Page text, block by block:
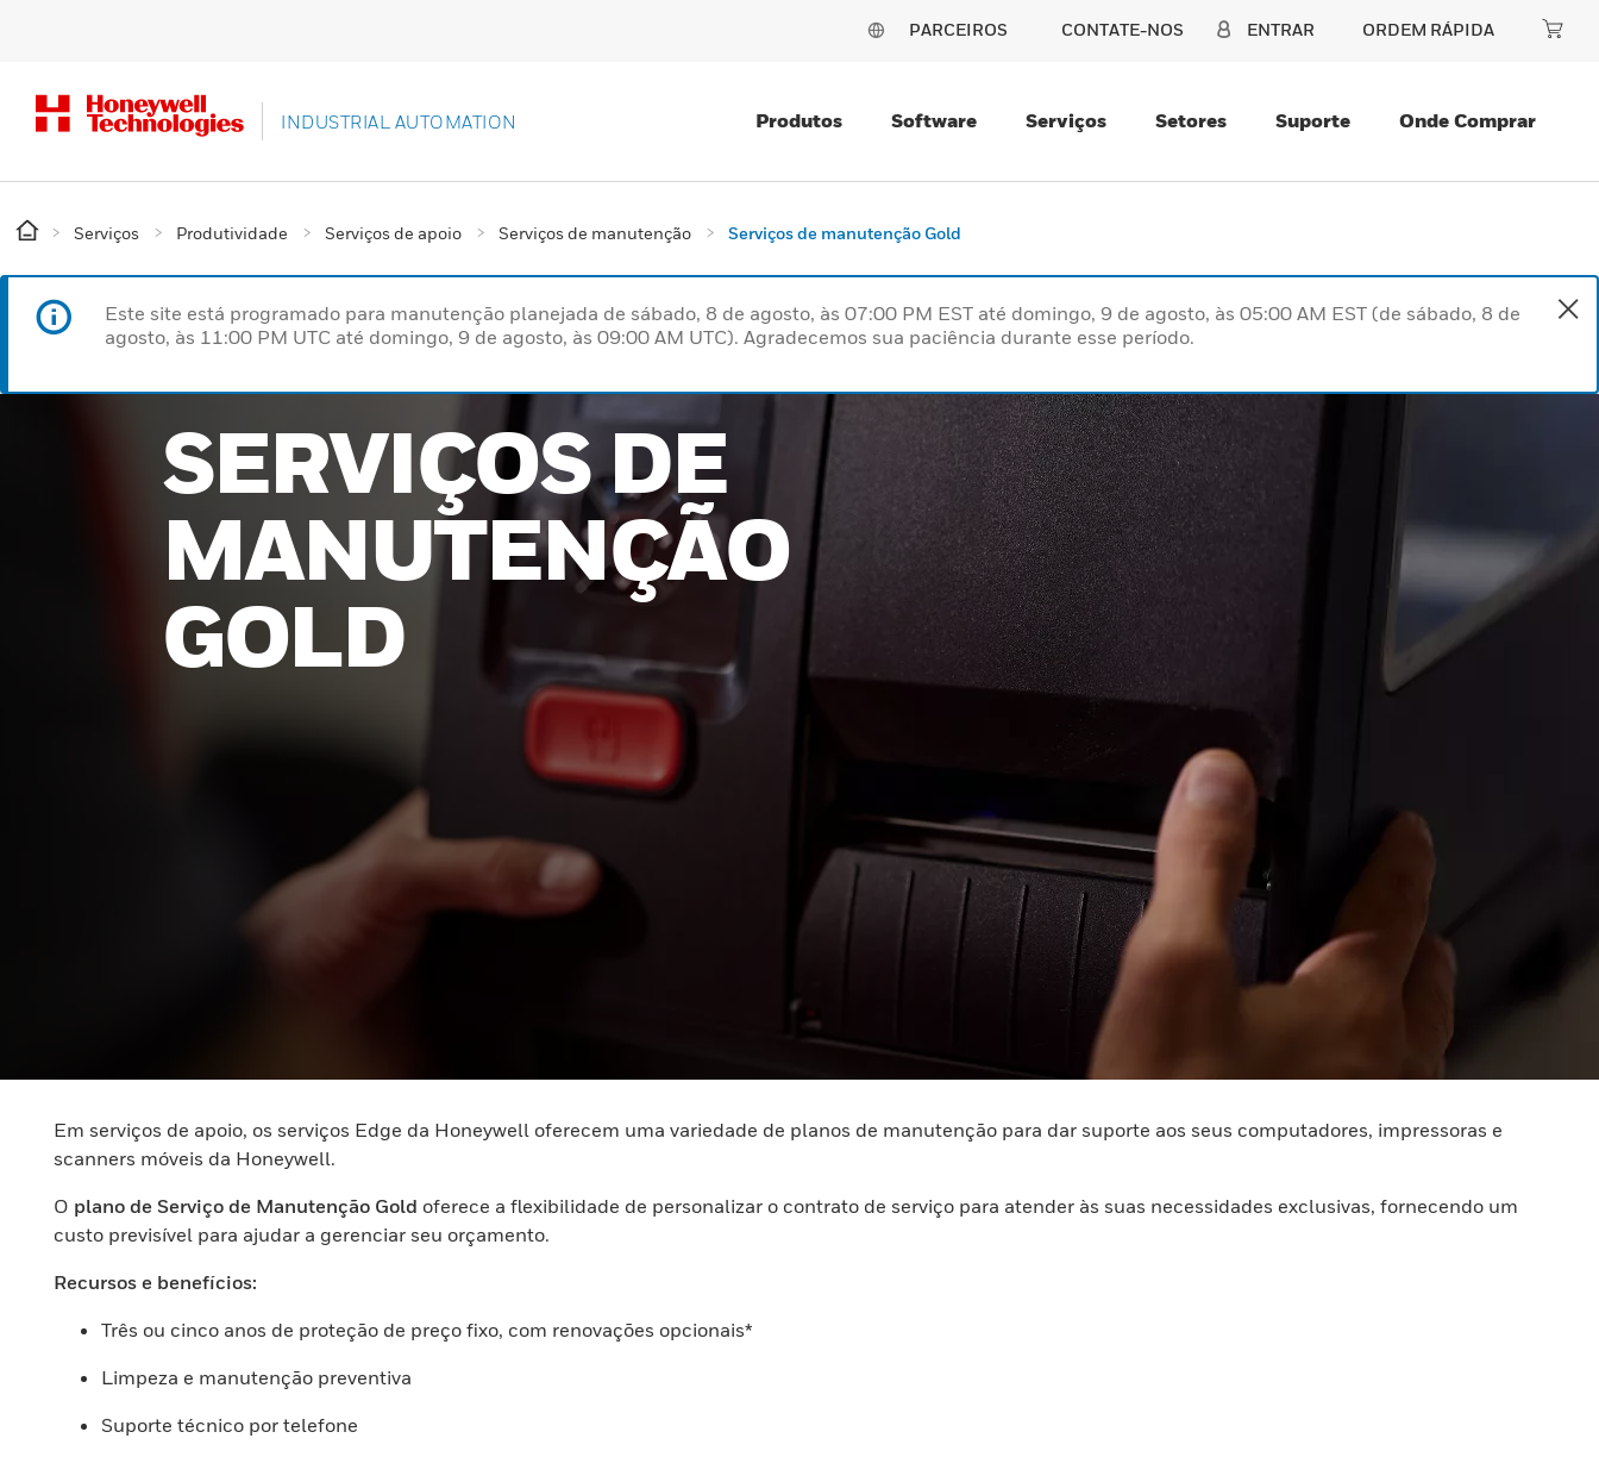
PARCEIROS CONTATE-NOS ENTRAR ORDEM RÁPIDA
INDUSTRIAL AUTOMATION Produtos Software Serviços Setores Suporte Onde Comprar
Serviços Produtividade Serviços de apoio Serviços de manutenção Serviços de manutenção Gold
Este site está programado para manutenção planejada de sábado, 8 de agosto, às 07:00 PM EST até domingo, 9 de agosto, às 05:00 AM EST (de sábado, 8 de
agosto, às 11:00 PM UTC até domingo, 9 de agosto, às 09:00 AM UTC). Agradecemos sua paciência durante esse período.
SERVIÇOS DE
MANUTENÇÃO
GOLD
Em serviços de apoio, os serviços Edge da Honeywell oferecem uma variedade de planos de manutenção para dar suporte aos seus computadores, impressoras e
scanners móveis da Honeywell.
O plano de Serviço de Manutenção Gold oferece a flexibilidade de personalizar o contrato de serviço para atender às suas necessidades exclusivas, fornecendo um
custo previsível para ajudar a gerenciar seu orçamento.
Recursos e benefícios:
Três ou cinco anos de proteção de preço fixo, com renovações opcionais*
Limpeza e manutenção preventiva
Suporte técnico por telefone